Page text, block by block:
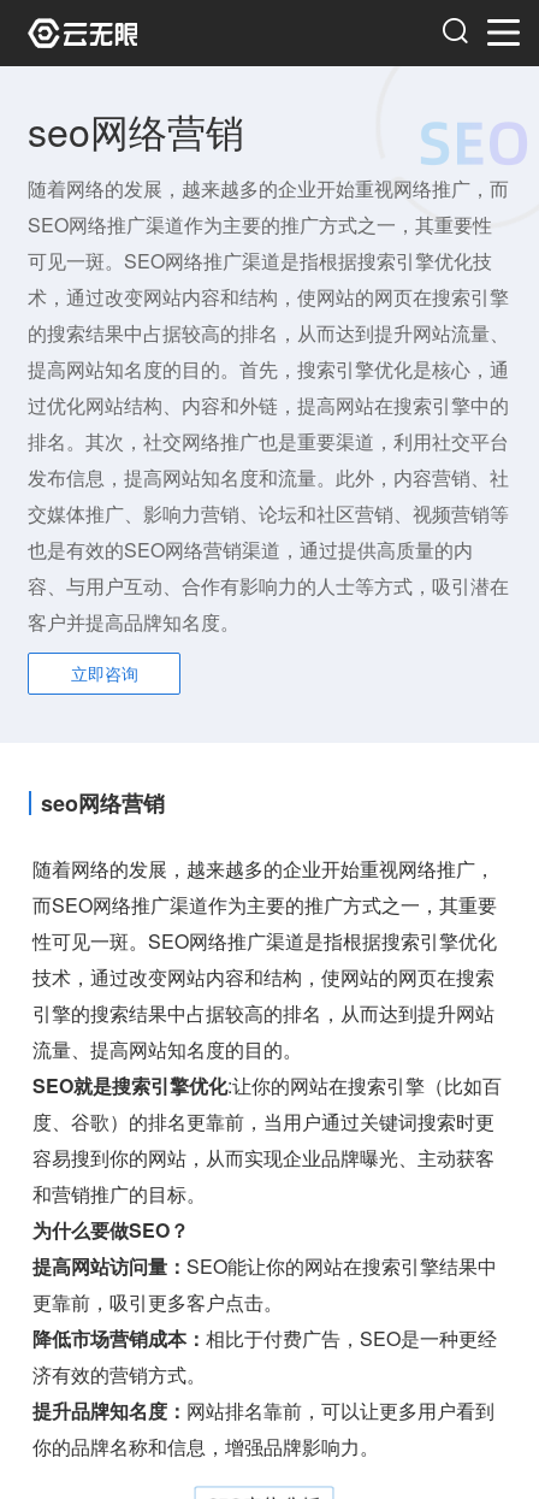
seo网络营销
随着网络的发展，越来越多的企业开始重视网络推广，而
SEO网络推广渠道作为主要的推广方式之一，其重要性
可见一斑。SEO网络推广渠道是指根据搜索引擎优化技
术，通过改变网站内容和结构，使网站的网页在搜索引擎
的搜索结果中占据较高的排名，从而达到提升网站流量、
提高网站知名度的目的。首先，搜索引擎优化是核心，通
过优化网站结构、内容和外链，提高网站在搜索引擎中的
排名。其次，社交网络推广也是重要渠道，利用社交平台
发布信息，提高网站知名度和流量。此外，内容营销、社
交媒体推广、影响力营销、论坛和社区营销、视频营销等
也是有效的SEO网络营销渠道，通过提供高质量的内
容、与用户互动、合作有影响力的人士等方式，吸引潜在
客户并提高品牌知名度。
立即咨询
seo网络营销
随着网络的发展，越来越多的企业开始重视网络推广，
而SEO网络推广渠道作为主要的推广方式之一，其重要
性可见一斑。SEO网络推广渠道是指根据搜索引擎优化
技术，通过改变网站内容和结构，使网站的网页在搜索
引擎的搜索结果中占据较高的排名，从而达到提升网站
流量、提高网站知名度的目的。
SEO就是搜索引擎优化:让你的网站在搜索引擎（比如百
度、谷歌）的排名更靠前，当用户通过关键词搜索时更
容易搜到你的网站，从而实现企业品牌曝光、主动获客
和营销推广的目标。
为什么要做SEO？
提高网站访问量：SEO能让你的网站在搜索引擎结果中
更靠前，吸引更多客户点击。
降低市场营销成本：相比于付费广告，SEO是一种更经
济有效的营销方式。
提升品牌知名度： 网站排名靠前，可以让更多用户看到
你的品牌名称和信息，增强品牌影响力。